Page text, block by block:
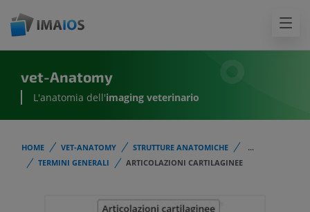
vet-Anatomy
L'anatomia dell'imaging veterinario
HOME VET-ANATOMY STRUTTURE ANATOMICHE
...
TERMINI GENERALI
ARTICOLAZIONI CARTILAGINEE